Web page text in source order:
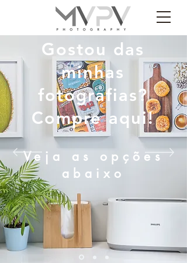
Gostou das
minhas
fotografias?
Compre aqui!
Veja as opções
abaixo